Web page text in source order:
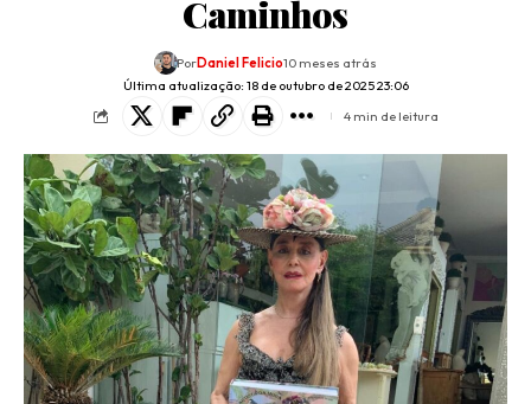
Caminhos
Última atualização: 18 de outubro de 2025 23:06
PorDaniel Felicio10 meses atrás
4 min de leitura